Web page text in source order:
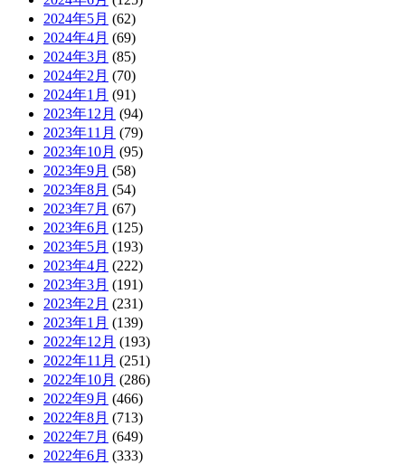
2024年5月 (62)
2024年4月 (69)
2024年3月 (85)
2024年2月 (70)
2024年1月 (91)
2023年12月 (94)
2023年11月 (79)
2023年10月 (95)
2023年9月 (58)
2023年8月 (54)
2023年7月 (67)
2023年6月 (125)
2023年5月 (193)
2023年4月 (222)
2023年3月 (191)
2023年2月 (231)
2023年1月 (139)
2022年12月 (193)
2022年11月 (251)
2022年10月 (286)
2022年9月 (466)
2022年8月 (713)
2022年7月 (649)
2022年6月 (333)